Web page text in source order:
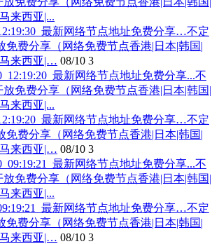
最新网络节点地址免费分享…不定
费分享（网络免费节点香港|日本|韩国|
来西亚|… 08/10 3
最新网络节点地址免费分享…不定
费分享（网络免费节点香港|日本|韩国|
来西亚|… 08/10 3
最新网络节点地址免费分享…不定
费分享（网络免费节点香港|日本|韩国|
来西亚|… 08/10 3